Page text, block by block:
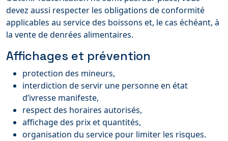
devez aussi respecter les obligations de conformité
applicables au service des boissons et, le cas échéant, à
la vente de denrées alimentaires.
Affichages et prévention
protection des mineurs,
interdiction de servir une personne en état
d’ivresse manifeste,
respect des horaires autorisés,
affichage des prix et quantités,
organisation du service pour limiter les risques.